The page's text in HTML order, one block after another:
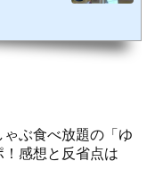
デラックスルー
ぶ食べ放題の「ゆ
感想と反省点は